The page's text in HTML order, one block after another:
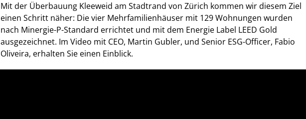
Mit der Überbauung Kleeweid am Stadtrand von Zürich kommen wir diesem Ziel
einen Schritt näher: Die vier Mehrfamilienhäuser mit 129 Wohnungen wurden
nach Minergie-P-Standard errichtet und mit dem Energie Label LEED Gold
ausgezeichnet. Im Video mit CEO, Martin Gubler, und Senior ESG-Officer, Fabio
Oliveira, erhalten Sie einen Einblick.